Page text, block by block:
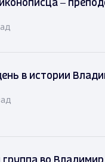
–
в истории